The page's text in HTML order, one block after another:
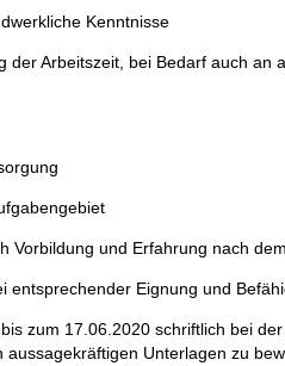
Kenntnisse
der Arbeitszeit, bei Bedarf auch
Vorbildung und Erfahrung nach
entsprechender Eignung und
zum 17.06.2020 schriftlich bei
aussagekräftigen Unterlagen zu